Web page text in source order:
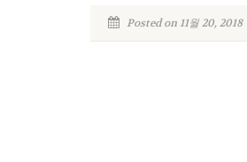
Posted on 11월 20, 2018